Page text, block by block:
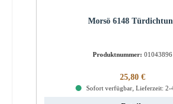
Morsö 6148
Produktnummer: 01043896
Regulärer Preis:
25,80 €
Sofort verfügbar, Lieferzeit: 2-